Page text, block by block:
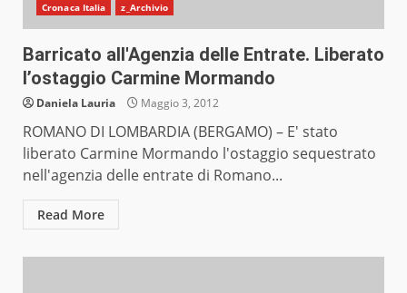
Cronaca Italia z_Archivio
Barricato all'Agenzia delle Entrate. Liberato
l’ostaggio Carmine Mormando
Daniela Lauria Maggio 3, 2012
ROMANO DI LOMBARDIA (BERGAMO) – E' stato
liberato Carmine Mormando l'ostaggio sequestrato
nell'agenzia delle entrate di Romano...
Read More